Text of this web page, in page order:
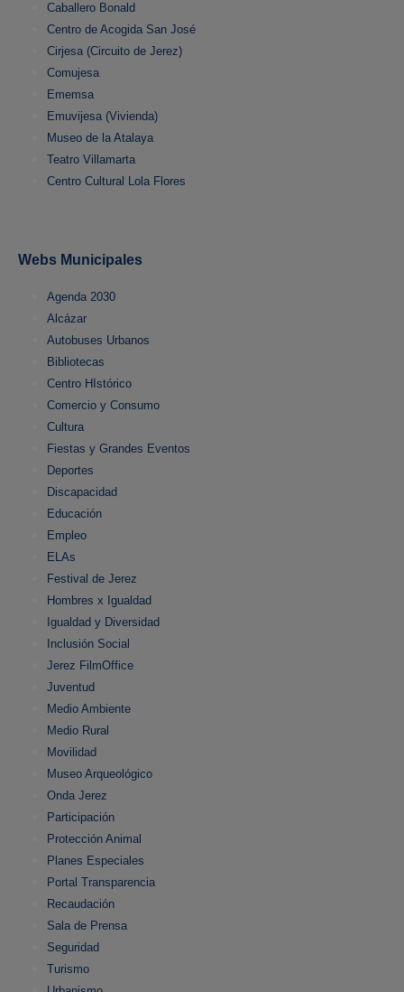
Caballero Bonald
Centro de Acogida San José
Cirjesa (Circuito de Jerez)
Comujesa
Ememsa
Emuvijesa (Vivienda)
Museo de la Atalaya
Teatro Villamarta
Centro Cultural Lola Flores
Webs Municipales
Agenda 2030
Alcázar
Autobuses Urbanos
Bibliotecas
Centro HIstórico
Comercio y Consumo
Cultura
Fiestas y Grandes Eventos
Deportes
Discapacidad
Educación
Empleo
ELAs
Festival de Jerez
Hombres x Igualdad
Igualdad y Diversidad
Inclusión Social
Jerez FilmOffice
Juventud
Medio Ambiente
Medio Rural
Movilidad
Museo Arqueológico
Onda Jerez
Participación
Protección Animal
Planes Especiales
Portal Transparencia
Recaudación
Sala de Prensa
Seguridad
Turismo